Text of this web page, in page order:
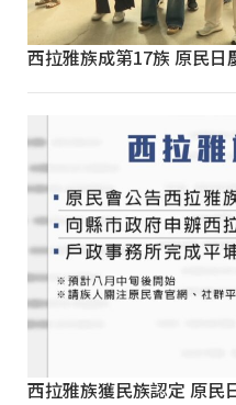
西拉雅族成第17族 原民日
西拉雅族獲民族認定 原民